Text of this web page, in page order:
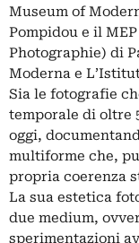
Museum of
Pompidou e il
Photographie) di
Moderna e
Sia le fotografie
temporale di oltre
oggi,
multiforme che,
propria coerenza
La sua estetica
due medium,
sperimentazioni